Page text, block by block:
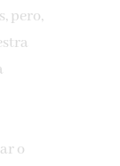
pero,
o